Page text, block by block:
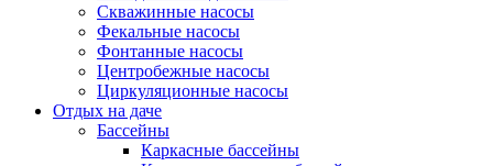
Скважинные насосы
Фекальные насосы
Фонтанные насосы
Центробежные насосы
Циркуляционные насосы
Отдых на даче
Бассейны
Каркасные бассейны